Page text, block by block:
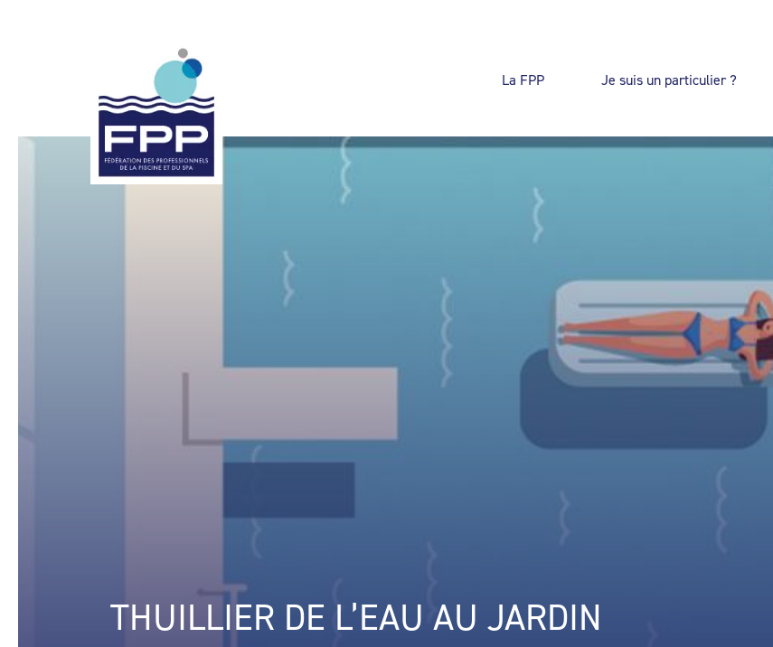
La FPP Je suis un particulier ?
THUILLIER DE L’EAU AU JARDIN